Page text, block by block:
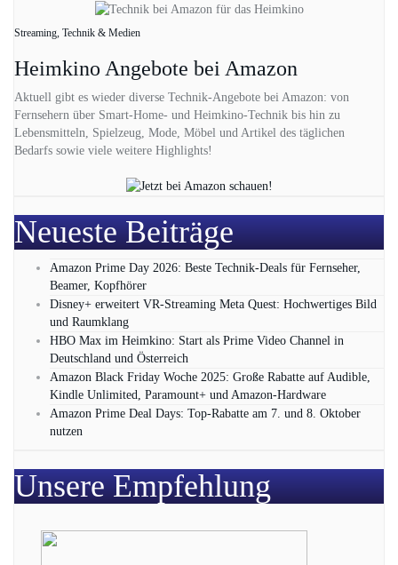
Streaming, Technik & Medien
Heimkino Angebote bei Amazon
Aktuell gibt es wieder diverse Technik-Angebote bei Amazon: von
Fernsehern über Smart-Home- und Heimkino-Technik bis hin zu
Lebensmitteln, Spielzeug, Mode, Möbel und Artikel des täglichen
Bedarfs sowie viele weitere Highlights!
Neueste Beiträge
Amazon Prime Day 2026: Beste Technik-Deals für Fernseher,
Beamer, Kopfhörer
Disney+ erweitert VR‑Streaming Meta Quest: Hochwertiges Bild
und Raumklang
HBO Max im Heimkino: Start als Prime Video Channel in
Deutschland und Österreich
Amazon Black Friday Woche 2025: Große Rabatte auf Audible,
Kindle Unlimited, Paramount+ und Amazon‑Hardware
Amazon Prime Deal Days: Top-Rabatte am 7. und 8. Oktober
nutzen
Unsere Empfehlung